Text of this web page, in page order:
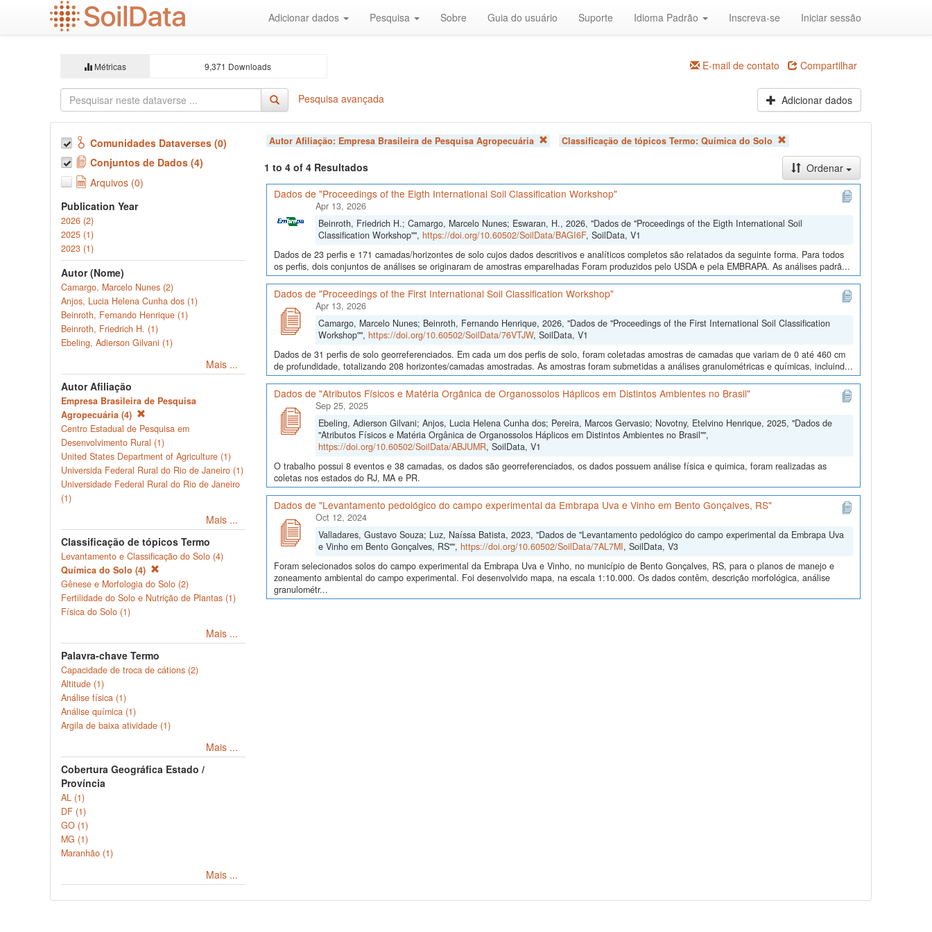
Adicionar dados Pesquisa Sobre Guia do usuário Suporte Idioma Padrão Inscreva-se Iniciar sessão
Métricas 9,371 Downloads E-mail de contato Compartilhar
Pesquisa avançada Adicionar dados
Comunidades Dataverses (0)
Conjuntos de Dados (4)
Arquivos (0)
Publication Year
2026 (2)
2025 (1)
2023 (1)
Autor (Nome)
Camargo, Marcelo Nunes (2)
Anjos, Lucia Helena Cunha dos (1)
Beinroth, Fernando Henrique (1)
Beinroth, Friedrich H. (1)
Ebeling, Adierson Gilvani (1)
Mais ...
Autor Afiliação
Empresa Brasileira de Pesquisa
Agropecuária (4)
Centro Estadual de Pesquisa em
Desenvolvimento Rural (1)
United States Department of Agriculture (1)
Universida Federal Rural do Rio de Janeiro (1)
Universidade Federal Rural do Rio de Janeiro
(1)
Mais ...
Classificação de tópicos Termo
Levantamento e Classificação do Solo (4)
Química do Solo (4)
Gênese e Morfologia do Solo (2)
Fertilidade do Solo e Nutrição de Plantas (1)
Física do Solo (1)
Mais ...
Palavra-chave Termo
Capacidade de troca de cátions (2)
Altitude (1)
Análise física (1)
Análise química (1)
Argila de baixa atividade (1)
Mais ...
Cobertura Geográfica Estado /
Província
AL (1)
DF (1)
GO (1)
MG (1)
Maranhão (1)
Mais ...
Autor Afiliação: Empresa Brasileira de Pesquisa Agropecuária Classificação de tópicos Termo: Química do Solo
1 to 4 of 4 Resultados
Ordenar
Dados de "Proceedings of the Eigth International Soil Classification Workshop"
Apr 13, 2026
Beinroth, Friedrich H.; Camargo, Marcelo Nunes; Eswaran, H., 2026, "Dados de "Proceedings of the Eigth International Soil
Classification Workshop"", https://doi.org/10.60502/SoilData/BAGI6F, SoilData, V1
Dados de 23 perfis e 171 camadas/horizontes de solo cujos dados descritivos e analíticos completos são relatados da seguinte forma. Para todos
os perfis, dois conjuntos de análises se originaram de amostras emparelhadas Foram produzidos pelo USDA e pela EMBRAPA. As análises padrã...
Dados de "Proceedings of the First International Soil Classification Workshop"
Apr 13, 2026
Camargo, Marcelo Nunes; Beinroth, Fernando Henrique, 2026, "Dados de "Proceedings of the First International Soil Classification
Workshop"", https://doi.org/10.60502/SoilData/76VTJW, SoilData, V1
Dados de 31 perfis de solo georreferenciados. Em cada um dos perfis de solo, foram coletadas amostras de camadas que variam de 0 até 460 cm
de profundidade, totalizando 208 horizontes/camadas amostradas. As amostras foram submetidas a análises granulométricas e químicas, incluind...
Dados de "Atributos Físicos e Matéria Orgânica de Organossolos Háplicos em Distintos Ambientes no Brasil"
Sep 25, 2025
Ebeling, Adierson Gilvani; Anjos, Lucia Helena Cunha dos; Pereira, Marcos Gervasio; Novotny, Etelvino Henrique, 2025, "Dados de
"Atributos Físicos e Matéria Orgânica de Organossolos Háplicos em Distintos Ambientes no Brasil"",
https://doi.org/10.60502/SoilData/ABJUMR, SoilData, V1
O trabalho possui 8 eventos e 38 camadas, os dados são georreferenciados, os dados possuem análise física e quimica, foram realizadas as
coletas nos estados do RJ, MA e PR.
Dados de "Levantamento pedológico do campo experimental da Embrapa Uva e Vinho em Bento Gonçalves, RS"
Oct 12, 2024
Valladares, Gustavo Souza; Luz, Naíssa Batista, 2023, "Dados de "Levantamento pedológico do campo experimental da Embrapa Uva
e Vinho em Bento Gonçalves, RS"", https://doi.org/10.60502/SoilData/7AL7MI, SoilData, V3
Foram selecionados solos do campo experimental da Embrapa Uva e Vinho, no município de Bento Gonçalves, RS, para o planos de manejo e
zoneamento ambiental do campo experimental. Foi desenvolvido mapa, na escala 1:10.000. Os dados contêm, descrição morfológica, análise
granulométr...